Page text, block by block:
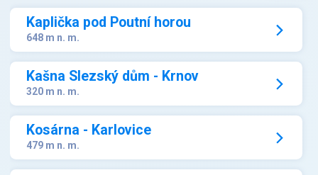
Kaplička pod Poutní horou
648 m n. m.
Kašna Slezský dům - Krnov
320 m n. m.
Kosárna - Karlovice
479 m n. m.